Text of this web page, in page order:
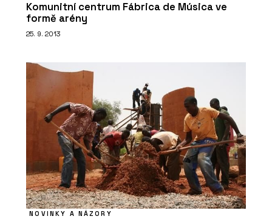
Komunitní centrum Fábrica de Música ve
formě arény
25. 9. 2013
NOVINKY A NÁZORY